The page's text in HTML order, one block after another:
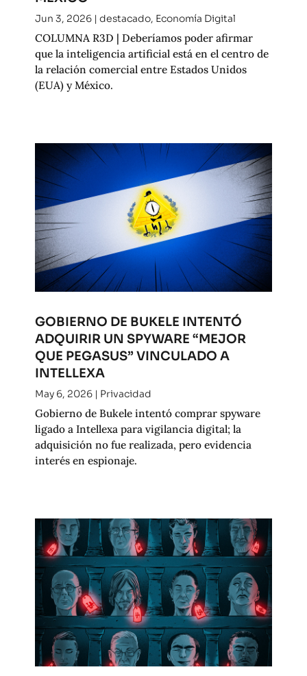
Jun 3, 2026| destacado, Economía Digital
COLUMNA R3D | Deberíamos poder afirmar
que la inteligencia artificial está en el centro de
la relación comercial entre Estados Unidos
(EUA) y México.
GOBIERNO DE BUKELE INTENTÓ
ADQUIRIR UN SPYWARE “MEJOR
QUE PEGASUS” VINCULADO A
INTELLEXA
May 6, 2026| Privacidad
Gobierno de Bukele intentó comprar spyware
ligado a Intellexa para vigilancia digital; la
adquisición no fue realizada, pero evidencia
interés en espionaje.